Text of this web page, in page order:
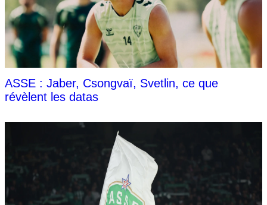
ASSE : Jaber, Csongvaï, Svetlin, ce que
révèlent les datas